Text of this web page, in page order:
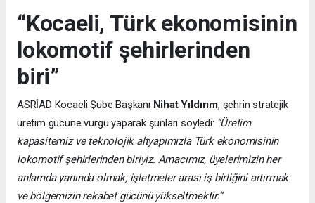
“Kocaeli, Türk ekonomisinin
lokomotif şehirlerinden
biri”
ASRİAD Kocaeli Şube Başkanı Nihat Yıldırım, şehrin stratejik
üretim gücüne vurgu yaparak şunları söyledi: “Üretim
kapasitemiz ve teknolojik altyapımızla Türk ekonomisinin
lokomotif şehirlerinden biriyiz. Amacımız, üyelerimizin her
anlamda yanında olmak, işletmeler arası iş birliğini artırmak
ve bölgemizin rekabet gücünü yükseltmektir.”